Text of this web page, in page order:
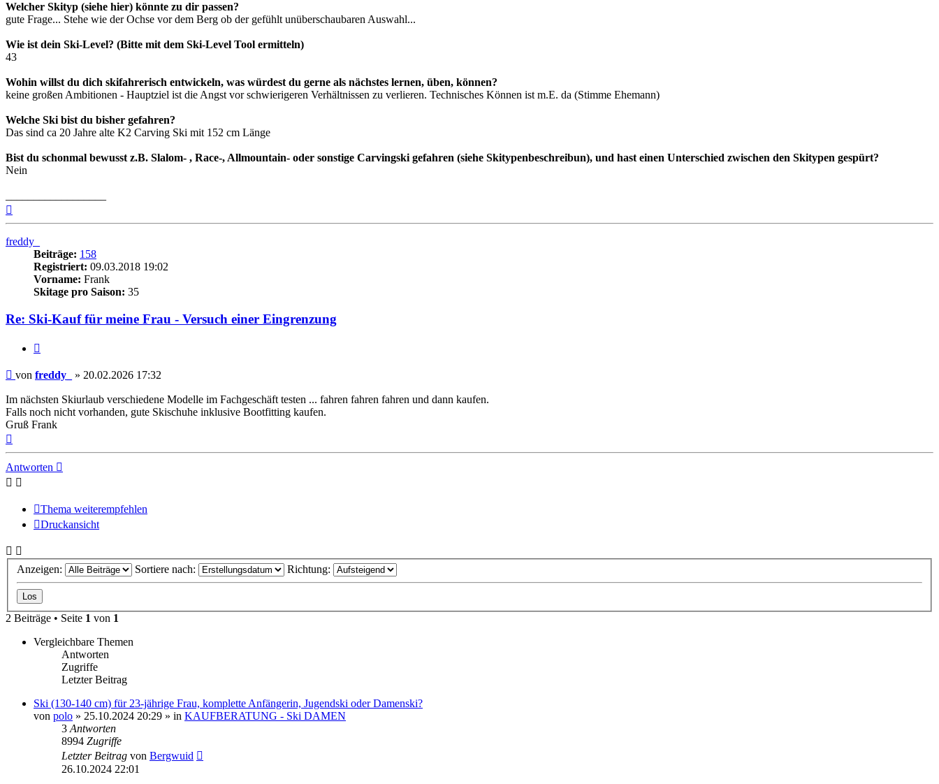
Welcher Skityp (siehe hier) könnte zu dir passen?
gute Frage... Stehe wie der Ochse vor dem Berg ob der gefühlt unüberschaubaren Auswahl...
Wie ist dein Ski-Level? (Bitte mit dem Ski-Level Tool ermitteln)
43
Wohin willst du dich skifahrerisch entwickeln, was würdest du gerne als nächstes lernen, üben, können?
keine großen Ambitionen - Hauptziel ist die Angst vor schwierigeren Verhältnissen zu verlieren. Technisches Können ist m.E. da (Stimme Ehemann)
Welche Ski bist du bisher gefahren?
Das sind ca 20 Jahre alte K2 Carving Ski mit 152 cm Länge
Bist du schonmal bewusst z.B. Slalom- , Race-, Allmountain- oder sonstige Carvingski gefahren (siehe Skitypenbeschreibun), und hast einen Unterschied zwischen den Skitypen gespürt?
Nein
freddy_
Beiträge: 158
Registriert: 09.03.2018 19:02
Vorname: Frank
Skitage pro Saison: 35
Re: Ski-Kauf für meine Frau - Versuch einer Eingrenzung
Beitrag
von freddy_ » 20.02.2026 17:32
Im nächsten Skiurlaub verschiedene Modelle im Fachgeschäft testen ... fahren fahren fahren und dann kaufen.
Falls noch nicht vorhanden, gute Skischuhe inklusive Bootfitting kaufen.
Gruß Frank
Antworten
Thema weiterempfehlen
Druckansicht
Anzeigen: Sortiere nach: Richtung:
2 Beiträge • Seite 1 von 1
Vergleichbare Themen
Antworten
Zugriffe
Letzter Beitrag
Ski (130-140 cm) für 23-jährige Frau, komplette Anfängerin, Jugendski oder Damenski?
von polo » 25.10.2024 20:29 » in KAUFBERATUNG - Ski DAMEN
3 Antworten
8994 Zugriffe
Letzter Beitrag von Bergwuid
26.10.2024 22:01